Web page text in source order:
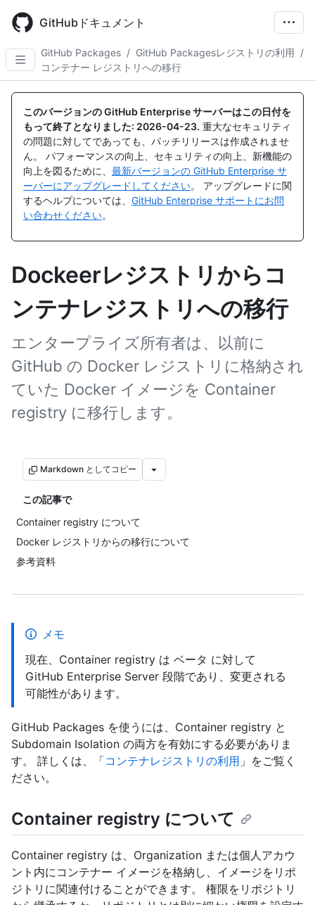
main
content
GitHubドキュメント
GitHub Packages / GitHub Packagesレジストリの利用 /
コンテナー レジストリへの移行
このバージョンの GitHub Enterprise サーバーはこの日付を
もって終了となりました: 2026-04-23. 重大なセキュリティ
の問題に対してであっても、パッチリリースは作成されませ
ん。 パフォーマンスの向上、セキュリティの向上、新機能の
向上を図るために、 最新バージョンの GitHub Enterprise サ
ーバーにアップグレードしてください。 アップグレードに関
するヘルプについては、 GitHub Enterprise サポートにお問
い合わせください。
Dockeerレジストリからコ
ンテナレジストリへの移行
エンタープライズ所有者は、以前に
GitHub の Docker レジストリに格納され
ていた Docker イメージを Container
registry に移行します。
Markdown としてコピー
この記事で
Container registry について
Docker レジストリからの移行について
参考資料
メモ
現在、Container registry は ベータ に対して
GitHub Enterprise Server 段階であり、変更される
可能性があります。
GitHub Packages を使うには、Container registry と
Subdomain Isolation の両方を有効にする必要がありま
す。 詳しくは、「コンテナレジストリの利用 」をご覧く
ださい。
Container registry について
Container registry は、Organization または個人アカウ
ント内にコンテナー イメージを格納し、イメージをリポ
ジトリに関連付けることができます。 権限をリポジトリ